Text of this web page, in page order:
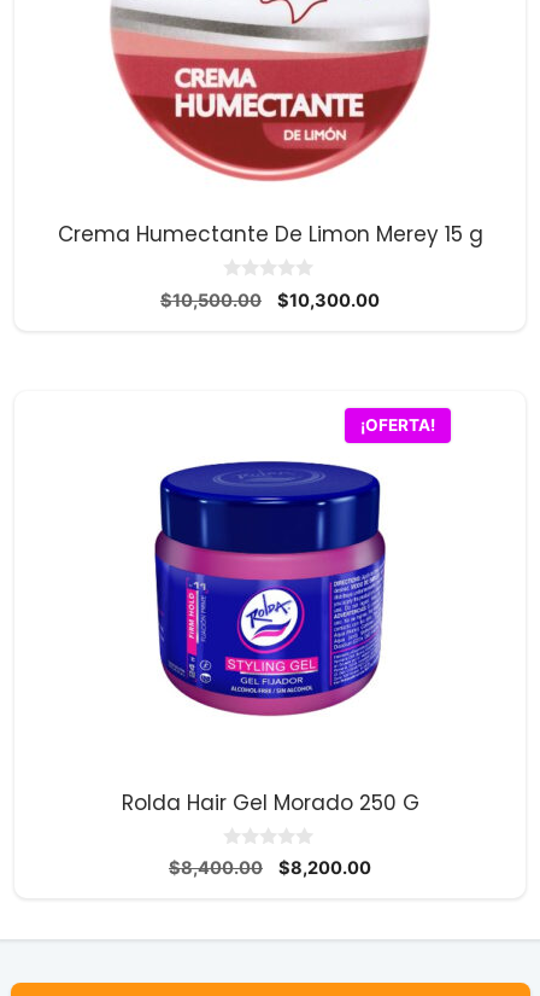
Crema Humectante De Limon Merey 15 g
0
d
$10,500.00
El
$10,300.00El
¡OFERTA!
Rolda Hair Gel Morado 250 G
0
d
$8,400.00
El
era:
$8,200.00El
es: